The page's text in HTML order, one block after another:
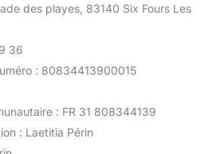
des playes, 83140 Six Fours Les
36
: 80834413900015
: FR 31 808344139
: Laetitia Périn